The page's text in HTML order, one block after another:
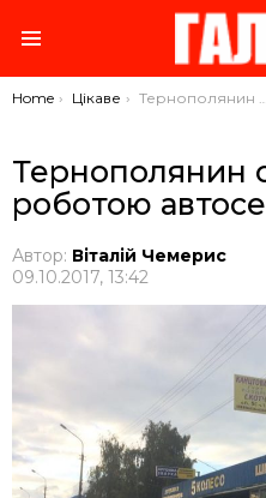
You are here:
Home Цікаве Тернополянин обурений роботою автосервісу (ФОТО)
Тернополянин
роботою
Автор: Віталій Чемерис
09.10.2017, 13:42